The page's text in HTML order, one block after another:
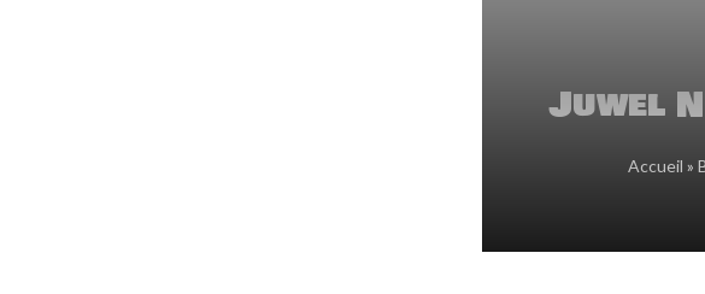
Juwel
Accueil »